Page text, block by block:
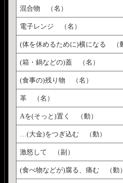
混合物 （名）
電子レンジ （名）
(体を休めるために)横になる （
(箱・鍋などの)蓋 （名）
(食事の)残り物 （名）
革 （名）
Aを(そっと)置く （動）
…(大金)をつぎ込む （動）
激怒して （副）
(食べ物などが)腐る、痛む （動）